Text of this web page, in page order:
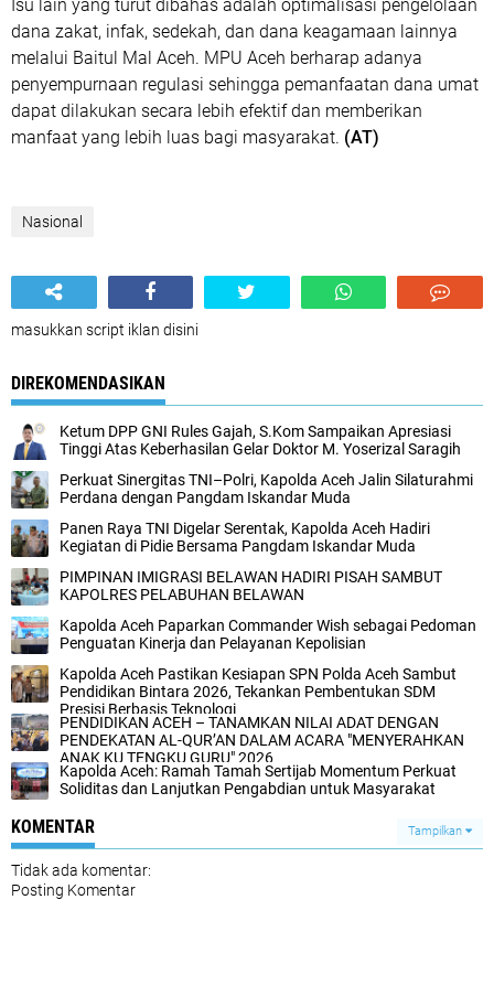
‎Isu lain yang turut dibahas adalah optimalisasi pengelolaan
dana zakat, infak, sedekah, dan dana keagamaan lainnya
melalui Baitul Mal Aceh. MPU Aceh berharap adanya
penyempurnaan regulasi sehingga pemanfaatan dana umat
dapat dilakukan secara lebih efektif dan memberikan
manfaat yang lebih luas bagi masyarakat. (AT)
Nasional
masukkan script iklan disini
DIREKOMENDASIKAN
Ketum DPP GNI Rules Gajah, S.Kom Sampaikan Apresiasi
Tinggi Atas Keberhasilan Gelar Doktor M. Yoserizal Saragih
Perkuat Sinergitas TNI–Polri, Kapolda Aceh Jalin Silaturahmi
Perdana dengan Pangdam Iskandar Muda
Panen Raya TNI Digelar Serentak, Kapolda Aceh Hadiri
Kegiatan di Pidie Bersama Pangdam Iskandar Muda
PIMPINAN IMIGRASI BELAWAN HADIRI PISAH SAMBUT
KAPOLRES PELABUHAN BELAWAN
Kapolda Aceh Paparkan Commander Wish sebagai Pedoman
Penguatan Kinerja dan Pelayanan Kepolisian
Kapolda Aceh Pastikan Kesiapan SPN Polda Aceh Sambut
Pendidikan Bintara 2026, Tekankan Pembentukan SDM
Presisi Berbasis Teknologi
PENDIDIKAN ACEH – TANAMKAN NILAI ADAT DENGAN
PENDEKATAN AL-QUR’AN DALAM ACARA "MENYERAHKAN
ANAK KU TENGKU GURU" 2026
Kapolda Aceh: Ramah Tamah Sertijab Momentum Perkuat
Soliditas dan Lanjutkan Pengabdian untuk Masyarakat
KOMENTAR Tampilkan
Tidak ada komentar:
Posting Komentar